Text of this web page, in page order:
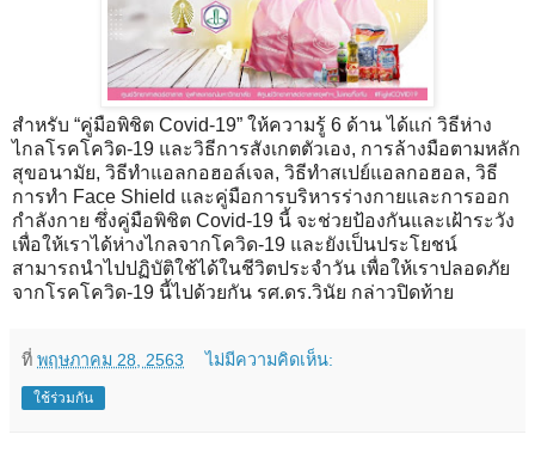
สำหรับ “คู่มือพิชิต Covid-19” ให้ความรู้ 6 ด้าน ได้แก่ วิธีห่าง
ไกลโรคโควิด-19 และวิธีการสังเกตตัวเอง, การล้างมือตามหลัก
สุขอนามัย, วิธีทำแอลกอฮอล์เจล, วิธีทำสเปย์แอลกอฮอล, วิธี
การทำ Face Shield และคู่มือการบริหารร่างกายและการออก
กำลังกาย ซึ่งคู่มือพิชิต Covid-19 นี้ จะช่วยป้องกันและเฝ้าระวัง
เพื่อให้เราได้ห่างไกลจากโควิด-19 และยังเป็นประโยชน์
สามารถนำไปปฏิบัติใช้ได้ในชีวิตประจำวัน เพื่อให้เราปลอดภัย
จากโรคโควิด-19 นี้ไปด้วยกัน รศ.ดร.วินัย กล่าวปิดท้าย
ที่ พฤษภาคม 28, 2563 ไม่มีความคิดเห็น:
ใช้ร่วมกัน